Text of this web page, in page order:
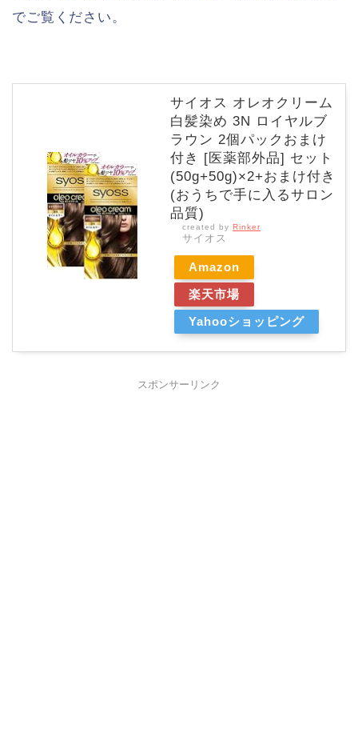
でご覧ください。
サイオス オレオクリーム
白髪染め 3N ロイヤルブ
ラウン 2個パックおまけ
付き [医薬部外品] セット
(50g+50g)×2+おまけ付き
(おうちで手に入るサロン
品質)
created by Rinker
サイオス
Amazon
楽天市場
Yahooショッピング
スポンサーリンク